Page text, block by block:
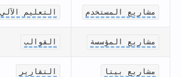
مشاريع المستخدم التعليم الآلي
مشاريع المؤسسة القوالب
مشاريع بيتا التقارير